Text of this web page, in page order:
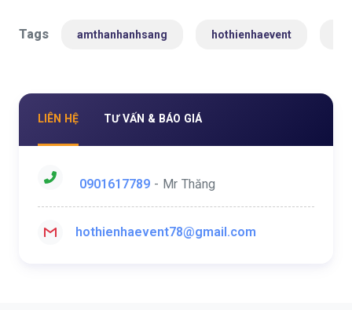
Tags amthanhanhsang hothienhaevent
LIÊN HỆ TƯ VẤN & BÁO GIÁ
0901617789 - Mr Thăng
hothienhaevent78@gmail.com